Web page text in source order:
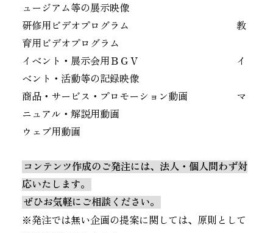
ュージアム等の展示映像
研修用ビデオプログラム 教
育用ビデオプログラム
イベント・展示会用ＢＧＶ イ
ベント・活動等の記録映像
商品・サービス・プロモーション動画 マ
ニュアル・解説用動画
ウェブ用動画
コンテンツ作成のご発注には、法人・個人問わず対
応いたします。
ぜひお気軽にご相談ください。
※発注では無い企画の提案に関しては、原則として